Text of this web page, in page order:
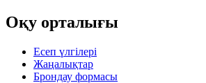
Оқу орталығы
Есеп үлгілері
Жаңалықтар
Брондау формасы